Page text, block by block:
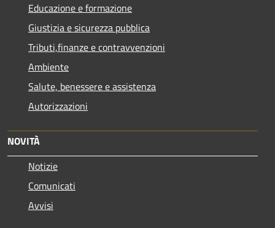
Educazione e formazione
Giustizia e sicurezza pubblica
Tributi,finanze e contravvenzioni
Ambiente
Salute, benessere e assistenza
Autorizzazioni
NOVITÀ
Notizie
Comunicati
Avvisi